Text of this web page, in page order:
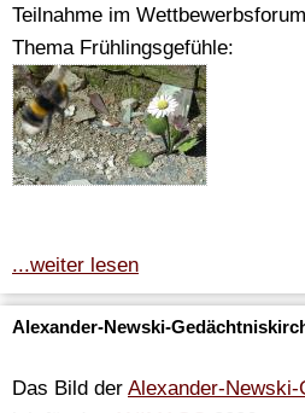
Teilnahme im
Thema Frühlingsgefühle:
...weiter lesen
Alexander-Newski-
Das Bild der Alexander-